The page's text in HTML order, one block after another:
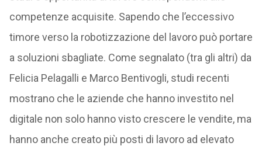
competenze acquisite. Sapendo che l’eccessivo
timore verso la robotizzazione del lavoro può portare
a soluzioni sbagliate. Come segnalato (tra gli altri) da
Felicia Pelagalli e Marco Bentivogli, studi recenti
mostrano che le aziende che hanno investito nel
digitale non solo hanno visto crescere le vendite, ma
hanno anche creato più posti di lavoro ad elevato